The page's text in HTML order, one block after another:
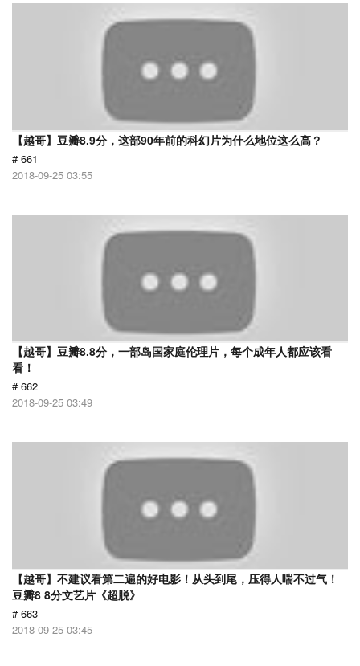
【越哥】豆瓣8.9分，这部90年前的科幻片为什么地位这么高？
# 661
2018-09-25 03:55
【越哥】豆瓣8.8分，一部岛国家庭伦理片，每个成年人都应该看
看！
# 662
2018-09-25 03:49
【越哥】不建议看第二遍的好电影！从头到尾，压得人喘不过气！
豆瓣8 8分文艺片《超脱》
# 663
2018-09-25 03:45